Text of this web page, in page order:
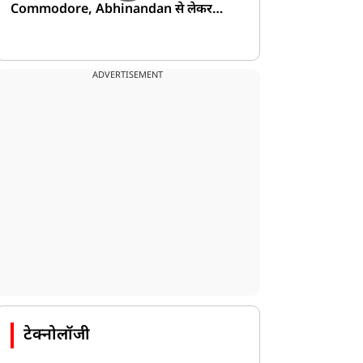
Commodore, Abhinandan से लेकर
ADVERTISEMENT
टेक्नोलॉजी